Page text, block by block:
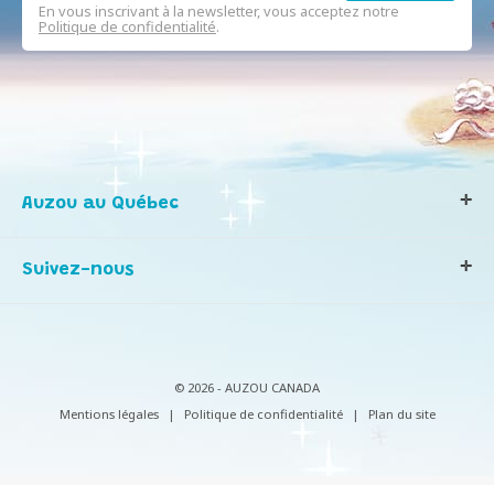
En vous inscrivant à la newsletter, vous acceptez notre
Politique de confidentialité.
Auzou au Québec
Notre histoire
Infos consommateurs
Suivez-nous
© 2026 - AUZOU CANADA
Mentions légales
| Politique de confidentialité | Plan du site